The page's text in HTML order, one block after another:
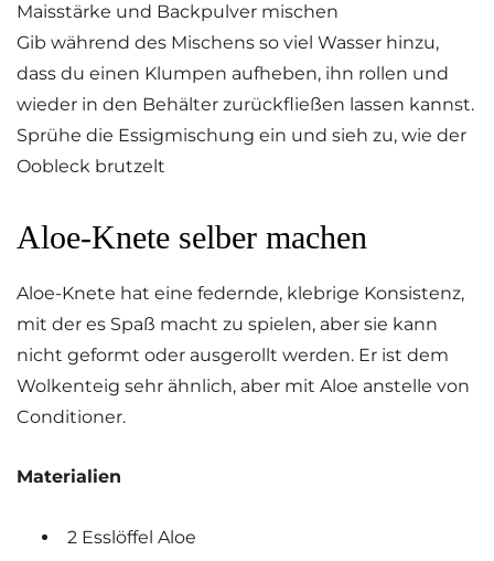
Maisstärke und Backpulver mischen
Gib während des Mischens so viel Wasser hinzu,
dass du einen Klumpen aufheben, ihn rollen und
wieder in den Behälter zurückfließen lassen kannst.
Sprühe die Essigmischung ein und sieh zu, wie der
Oobleck brutzelt
Aloe-Knete selber machen
Aloe-Knete hat eine federnde, klebrige Konsistenz,
mit der es Spaß macht zu spielen, aber sie kann
nicht geformt oder ausgerollt werden. Er ist dem
Wolkenteig sehr ähnlich, aber mit Aloe anstelle von
Conditioner.
Materialien
2 Esslöffel Aloe